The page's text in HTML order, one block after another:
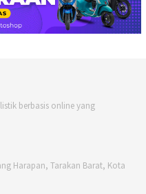
berbasis online yang
Harapan, Tarakan Barat, Kota